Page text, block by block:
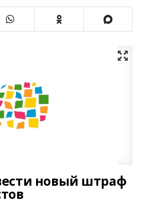
новый штраф